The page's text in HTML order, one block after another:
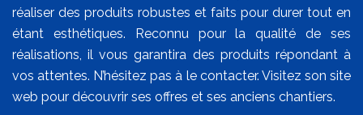
réaliser des produits robustes et faits pour durer tout en
étant esthétiques. Reconnu pour la qualité de ses
réalisations, il vous garantira des produits répondant à
vos attentes. N’hésitez pas à le contacter. Visitez son site
web pour découvrir ses offres et ses anciens chantiers.